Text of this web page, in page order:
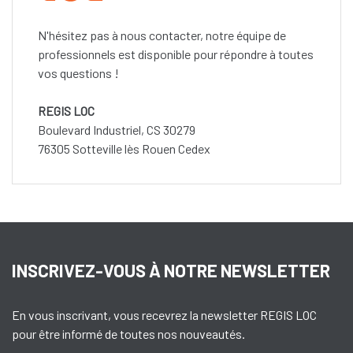
N'hésitez pas à nous contacter, notre équipe de
professionnels est disponible pour répondre à toutes
vos questions !
REGIS LOC
Boulevard Industriel, CS 30279
76305 Sotteville lès Rouen Cedex
INSCRIVEZ-VOUS À NOTRE NEWSLETTER
En vous inscrivant, vous recevrez la newsletter REGIS LOC
pour être informé de toutes nos nouveautés.